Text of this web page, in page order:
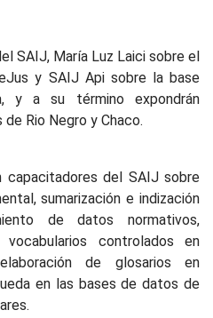
SAIJ, María Luz Laici sobre el
y SAIJ Api sobre la base
y a su término expondrán
Rio Negro y Chaco.
capacitadores del SAIJ sobre
sumarización e indización
de datos normativos,
controlados en
de glosarios en
en las bases de datos de